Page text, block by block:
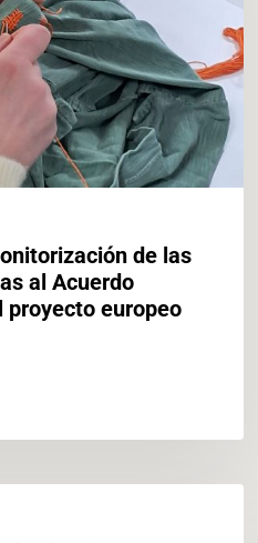
de las
al Acuerdo
proyecto europeo